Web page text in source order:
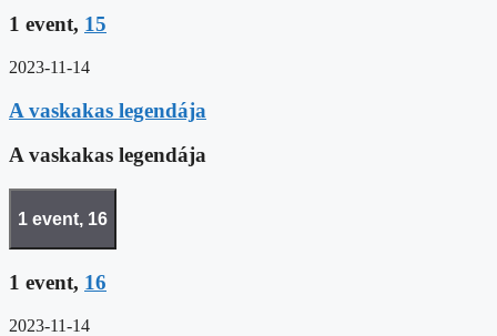
1 event, 15
2023-11-14
A vaskakas legendája
A vaskakas legendája
1 event, 16
1 event, 16
2023-11-14